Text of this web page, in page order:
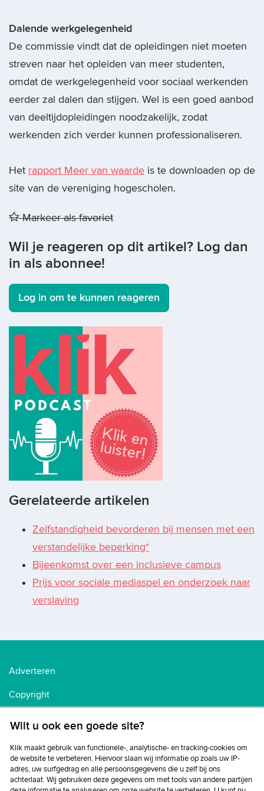
Dalende werkgelegenheid
De commissie vindt dat de opleidingen niet moeten
streven naar het opleiden van meer studenten,
omdat de werkgelegenheid voor sociaal werkenden
eerder zal dalen dan stijgen. Wel is een goed aanbod
van deeltijdopleidingen noodzakelijk, zodat
werkenden zich verder kunnen professionaliseren.
Het rapport Meer van waarde is te downloaden op de
site van de vereniging hogescholen.
Markeer als favoriet
Wil je reageren op dit artikel? Log dan
in als abonnee!
Log in om te kunnen reageren
Gerelateerde artikelen
Zelfstandigheid bevorderen bij mensen met een
verstandelijke beperking*
Bijeenkomst over een inclusieve campus
Prijs voor sociale mediaspel en onderzoek naar
verslaving
Adverteren
Copyright
Cookiebeleid
Privacybeleid
Wilt u ook een goede site?
Klik maakt gebruik van functionele-, analytische- en tracking-cookies om
de website te verbeteren. Hiervoor slaan wij informatie op zoals uw IP-
adres, uw surfgedrag en alle persoonsgegevens die u zelf bij ons
achterlaat. Wij gebruiken deze gegevens om met tools van andere partijen